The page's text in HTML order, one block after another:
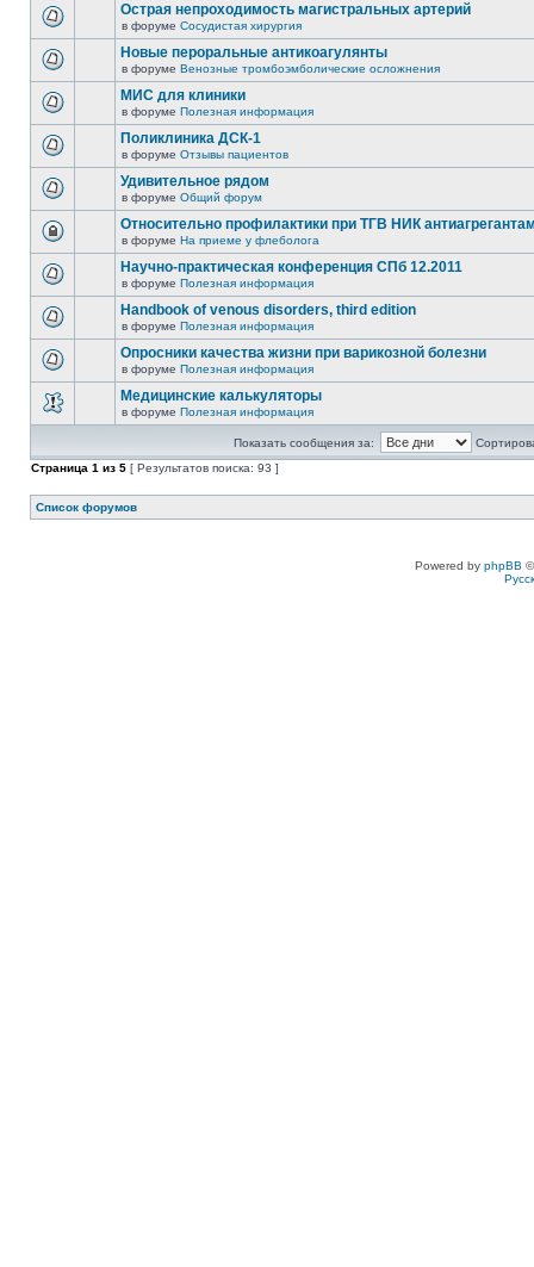
Острая непроходимость магистральных артерий
в форуме Сосудистая хирургия
Новые пероральные антикоагулянты
в форуме Венозные тромбоэмболические осложнения
МИС для клиники
в форуме Полезная информация
Поликлиника ДСК-1
в форуме Отзывы пациентов
Удивительное рядом
в форуме Общий форум
Относительно профилактики при ТГВ НИК
в форуме На приеме у флеболога
Научно-практическая конференция СПб 12.2011
в форуме Полезная информация
Handbook of venous disorders, third edition
в форуме Полезная информация
Опросники качества жизни при варикозной болезни
в форуме Полезная информация
Медицинские калькуляторы
в форуме Полезная информация
Показать сообщения за:
Страница 1 из 5 [ Результатов поиска: 93 ]
Список форумов
Powered by phpBB